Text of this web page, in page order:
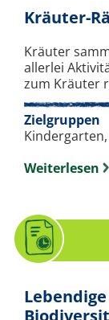
Kräuter-
Kräuter
allerlei
zum Kräuter
Zielgruppen
Weiterlesen